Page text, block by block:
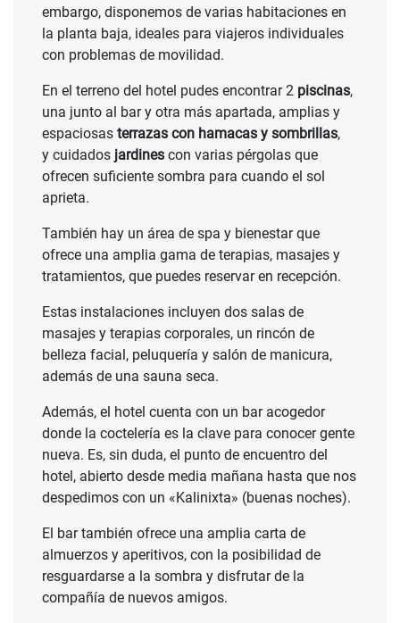
embargo, disponemos de varias habitaciones en
la planta baja, ideales para viajeros individuales
con problemas de movilidad.
En el terreno del hotel pudes encontrar 2 piscinas,
una junto al bar y otra más apartada, amplias y
espaciosas terrazas con hamacas y sombrillas,
y cuidados jardines con varias pérgolas que
ofrecen suficiente sombra para cuando el sol
aprieta.
También hay un área de spa y bienestar que
ofrece una amplia gama de terapias, masajes y
tratamientos, que puedes reservar en recepción.
Estas instalaciones incluyen dos salas de
masajes y terapias corporales, un rincón de
belleza facial, peluquería y salón de manicura,
además de una sauna seca.
Además, el hotel cuenta con un bar acogedor
donde la coctelería es la clave para conocer gente
nueva. Es, sin duda, el punto de encuentro del
hotel, abierto desde media mañana hasta que nos
despedimos con un «Kalinixta» (buenas noches).
El bar también ofrece una amplia carta de
almuerzos y aperitivos, con la posibilidad de
resguardarse a la sombra y disfrutar de la
compañía de nuevos amigos.